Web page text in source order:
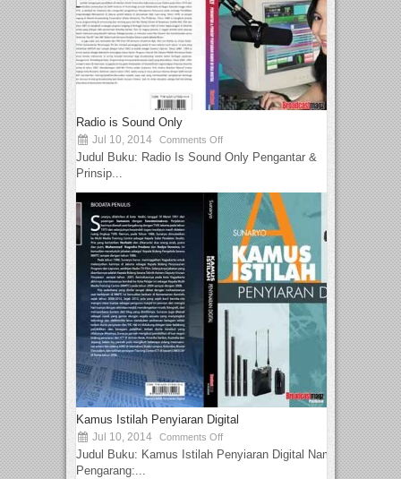
Radio is Sound Only
Jul 10, 2014 Comments Off
Judul Buku: Radio Is Sound Only Pengantar &
Prinsip...
Kamus Istilah Penyiaran Digital
Jul 10, 2014 Comments Off
Judul Buku: Kamus Istilah Penyiaran Digital Nama
Pengarang:...